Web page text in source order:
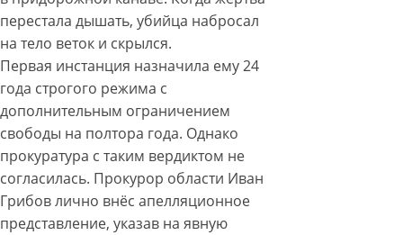
перестала дышать, убийца набросал
на тело веток и скрылся.
Первая инстанция назначила ему 24
года строгого режима с
дополнительным ограничением
свободы на полтора года. Однако
прокуратура с таким вердиктом не
согласилась. Прокурор области Иван
Грибов лично внёс апелляционное
представление, указав на явную